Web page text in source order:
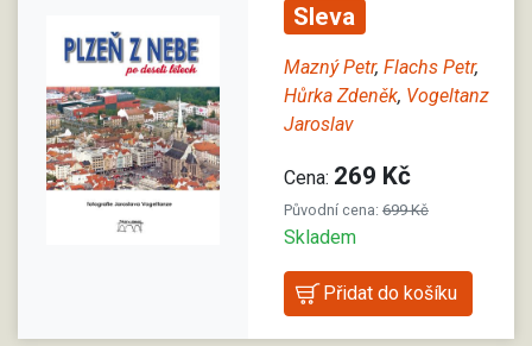
Sleva
Mazný Petr, Flachs Petr,
Hůrka Zdeněk, Vogeltanz
Jaroslav
Cena: 269 Kč
Původní cena: 699 Kč
Skladem